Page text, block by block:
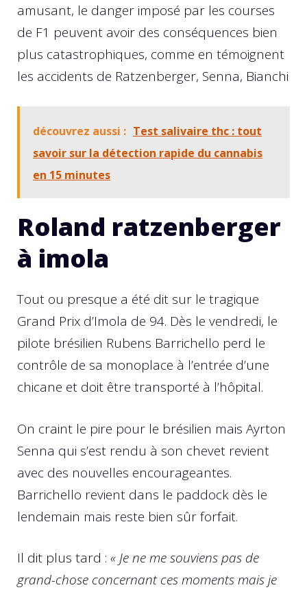
amusant, le danger imposé par les courses
de F1 peuvent avoir des conséquences bien
plus catastrophiques, comme en témoignent
les accidents de Ratzenberger, Senna, Bianchi
découvrez aussi : Test salivaire thc : tout
savoir sur la détection rapide du cannabis
en 15 minutes
Roland ratzenberger
à imola
Tout ou presque a été dit sur le tragique
Grand Prix d’Imola de 94. Dès le vendredi, le
pilote brésilien Rubens Barrichello perd le
contrôle de sa monoplace à l’entrée d’une
chicane et doit être transporté à l’hôpital.
On craint le pire pour le brésilien mais Ayrton
Senna qui s’est rendu à son chevet revient
avec des nouvelles encourageantes.
Barrichello revient dans le paddock dès le
lendemain mais reste bien sûr forfait.
Il dit plus tard : « Je ne me souviens pas de
grand-chose concernant ces moments mais je